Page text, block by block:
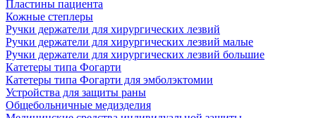
Пластины пациента
Кожные степлеры
Ручки держатели для хирургических лезвий
Ручки держатели для хирургических лезвий малые
Ручки держатели для хирургических лезвий большие
Катетеры типа Фогарти
Катетеры типа Фогарти для эмболэктомии
Устройства для защиты раны
Общебольничные медизделия